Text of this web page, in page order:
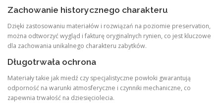
Zachowanie historycznego charakteru
Dzięki zastosowaniu materiałów i rozwiązań na poziomie preservation,
można odtworzyć wygląd i fakturę oryginalnych rynien, co jest kluczowe
dla zachowania unikalnego charakteru zabytków.
Długotrwała ochrona
Materiały takie jak miedź czy specjalistyczne powłoki gwarantują
odporność na warunki atmosferyczne i czynniki mechaniczne, co
zapewnia trwałość na dziesięciolecia.